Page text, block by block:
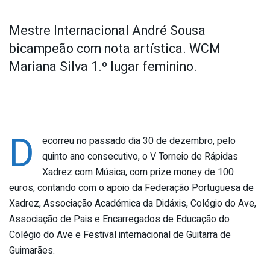
Mestre Internacional André Sousa
bicampeão com nota artística. WCM
Mariana Silva 1.º lugar feminino.
D
ecorreu no passado dia 30 de dezembro, pelo
quinto ano consecutivo, o V Torneio de Rápidas
Xadrez com Música, com prize money de 100
euros, contando com o apoio da Federação Portuguesa de
Xadrez, Associação Académica da Didáxis, Colégio do Ave,
Associação de Pais e Encarregados de Educação do
Colégio do Ave e Festival internacional de Guitarra de
Guimarães.